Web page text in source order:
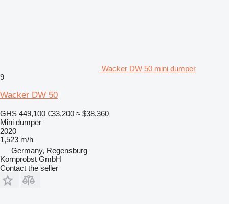
Wacker DW 50 mini dumper
9
Wacker DW 50
GHS 449,100 €33,200 ≈ $38,360
Mini dumper
2020
1,523 m/h
Germany, Regensburg
Kornprobst GmbH
Contact the seller